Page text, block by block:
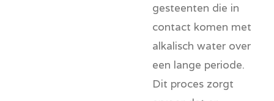
gesteenten die in
contact komen met
alkalisch water over
een lange periode.
Dit proces zorgt